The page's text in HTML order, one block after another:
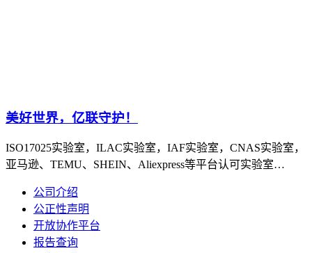
美好世界，亿联守护！
ISO17025实验室，ILAC实验室，IAF实验室，CNAS实验室，
亚马逊、TEMU、SHEIN、Aliexpress等平台认可实验室…
公司介绍
公正性声明
开放协作平台
报告查询